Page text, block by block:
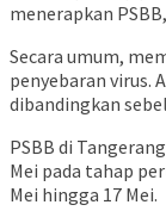
menerapkan
Secara umum,
penyebaran virus.
dibandingkan
PSBB di
Mei pada tahap
Mei hingga 17 Mei.